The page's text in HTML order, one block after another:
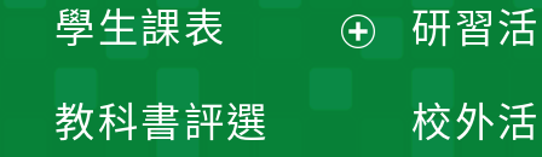
學生課表
教科書評選
研習
校外